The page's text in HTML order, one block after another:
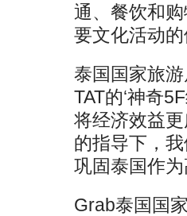
通、餐饮和
要文化活动
泰国国家旅
TAT的‘神奇
将经济效益
的指导下，
巩固泰国作
Grab泰国国